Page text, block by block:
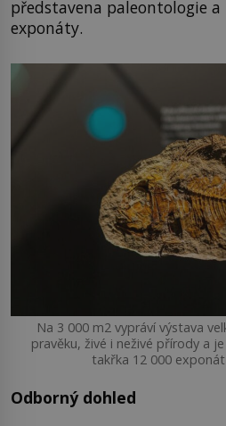
představena paleontologie
exponáty.
Na 3 000 m2 vypráví výstava
pravěku, živé i neživé přírody a
takřka 12 000
Odborný dohled